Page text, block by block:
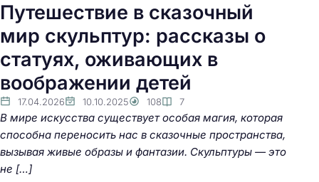
Путешествие в сказочный
мир скульптур: рассказы о
статуях, оживающих в
воображении детей
17.04.2026 10.10.2025 108 7
В мире искусства существует особая магия, которая
способна переносить нас в сказочные пространства,
вызывая живые образы и фантазии. Скульптуры — это
не […]